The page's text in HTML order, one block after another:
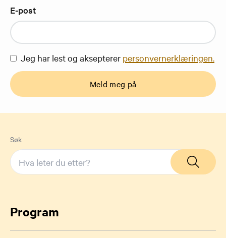
E-post
Jeg har lest og aksepterer personvernerklæringen.
Meld meg på
Søk
Program